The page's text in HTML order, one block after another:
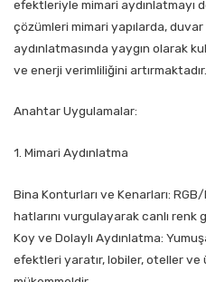
efektleriyle mimari aydınlatmayı
çözümleri mimari yapılarda,
aydınlatmasında yaygın olarak
ve enerji verimliliğini artırmaktadır.
Anahtar Uygulamalar:
1. Mimari Aydınlatma
Bina Konturları ve Kenarları:
hatlarını vurgulayarak canlı
Koy ve Dolaylı Aydınlatma:
efektleri yaratır, lobiler, oteller